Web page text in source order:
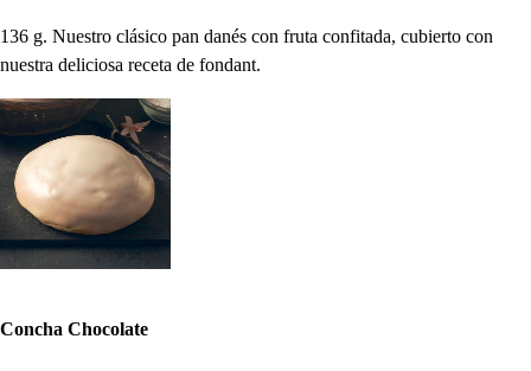
136 g. Nuestro clásico pan danés con fruta confitada, cubierto con
nuestra deliciosa receta de fondant.
Concha Chocolate